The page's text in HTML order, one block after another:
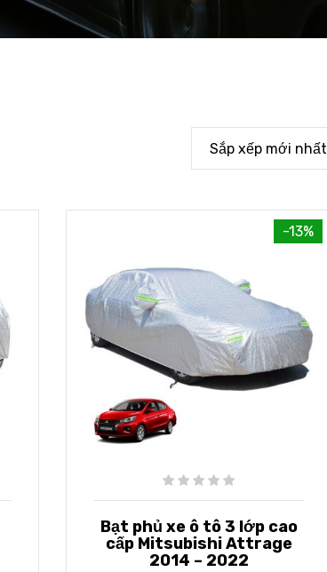
Sắp xếp mới nhất
-13%
Bạt phủ xe ô tô 3 lớp cao
cấp Mitsubishi Attrage
2014 – 2022